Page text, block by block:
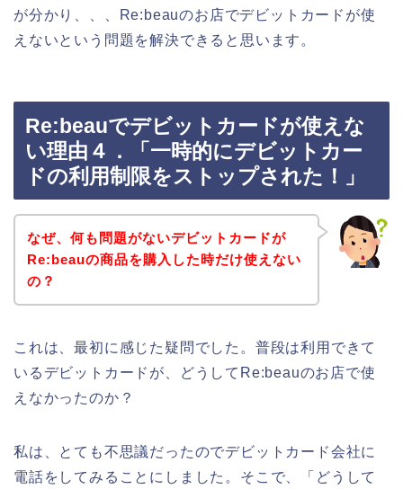
が分かり、、、Re:beauのお店でデビットカードが使
えないという問題を解決できると思います。
Re:beauでデビットカードが使えな
い理由４．「一時的にデビットカー
ドの利用制限をストップされた！」
なぜ、何も問題がないデビットカードが
Re:beauの商品を購入した時だけ使えない
の？
これは、最初に感じた疑問でした。普段は利用できて
いるデビットカードが、どうしてRe:beauのお店で使
えなかったのか？
私は、とても不思議だったのでデビットカード会社に
電話をしてみることにしました。そこで、「どうして